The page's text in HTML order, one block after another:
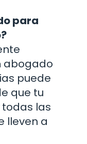
para
abogado
puede
que tu
las
lleven a